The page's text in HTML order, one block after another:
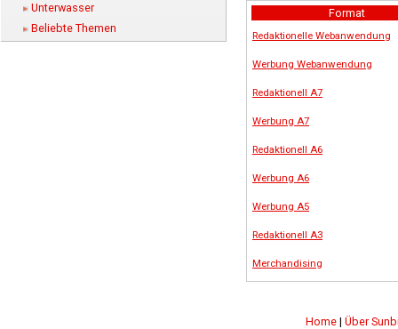
Unterwasser
Beliebte Themen
Format
Redaktionelle Webanwendung
Werbung Webanwendung
Redaktionell A7
Werbung A7
Redaktionell A6
Werbung A6
Werbung A5
Redaktionell A3
Merchandising
Home | Über